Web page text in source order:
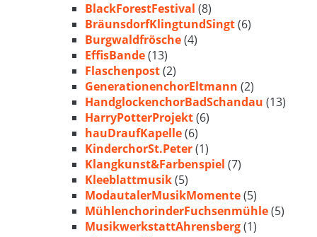
BlackForestFestival (8)
BräunsdorfKlingtundSingt(6)
Burgwaldfrösche(4)
EffisBande(13)
Flaschenpost(2)
GenerationenchorEltmann (2)
HandglockenchorBadSchandau (13)
HarryPotterProjekt(6)
hauDraufKapelle(6)
KinderchorSt.Peter(1)
Klangkunst&Farbenspiel (7)
Kleeblattmusik(5)
ModautalerMusikMomente(5)
MühlenchorinderFuchsenmühle(5)
MusikwerkstattAhrensberg(1)